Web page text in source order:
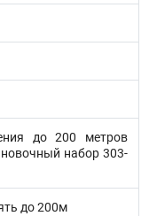
до 200 метров
набор 303-
до 200м